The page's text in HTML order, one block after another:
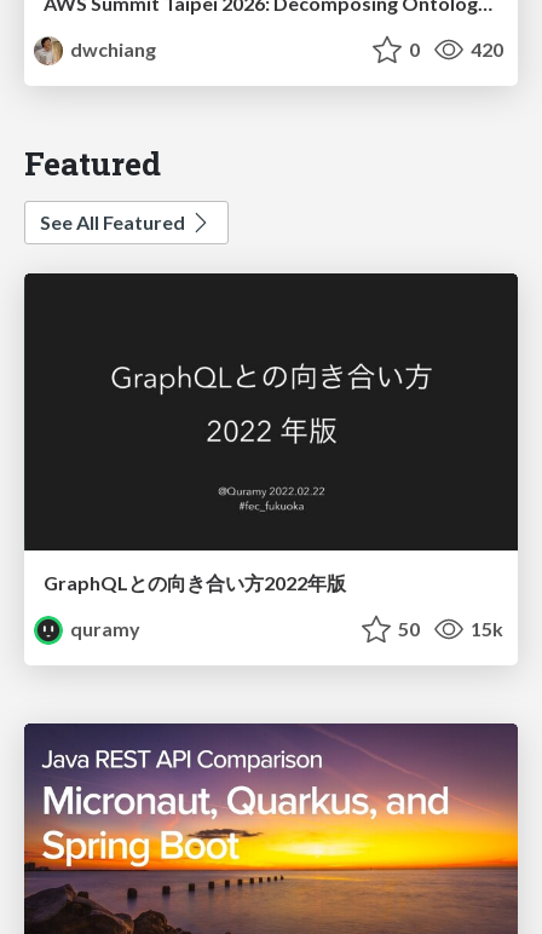
dwchiang
0 420
Featured
See All Featured
GraphQLとの向き合い方2022年版
quramy
50 15k